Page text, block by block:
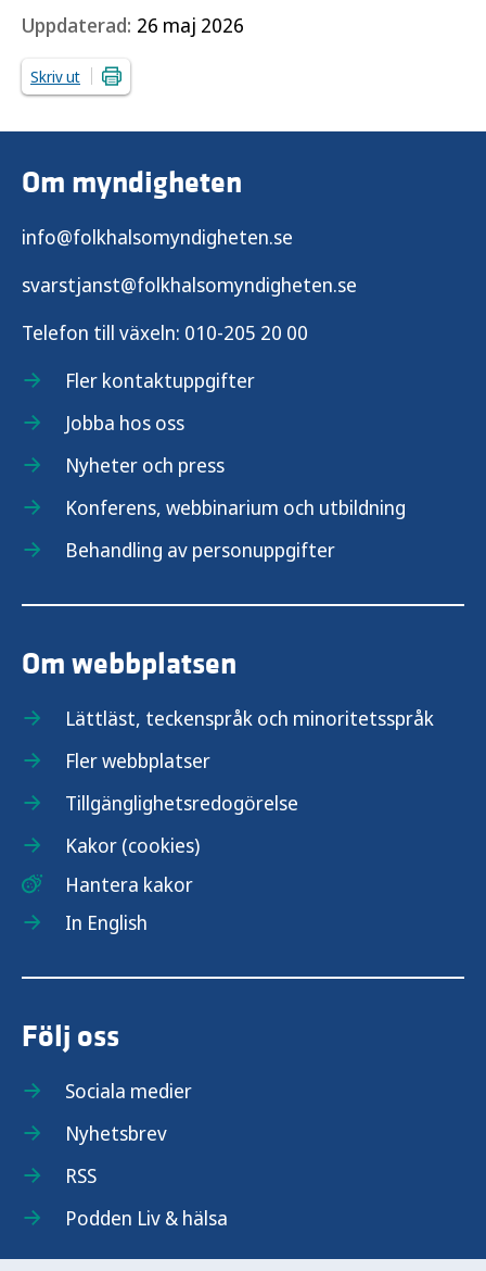
Uppdaterad: 26 maj 2026
Skriv ut
Om myndigheten
info@folkhalsomyndigheten.se
svarstjanst@folkhalsomyndigheten.se
Telefon till växeln: 010-205 20 00
Fler kontaktuppgifter
Jobba hos oss
Nyheter och press
Konferens, webbinarium och utbildning
Behandling av personuppgifter
Om webbplatsen
Lättläst, teckenspråk och minoritetsspråk
Fler webbplatser
Tillgänglighetsredogörelse
Kakor (cookies)
Hantera kakor
In English
Följ oss
Sociala medier
Nyhetsbrev
RSS
Podden Liv & hälsa